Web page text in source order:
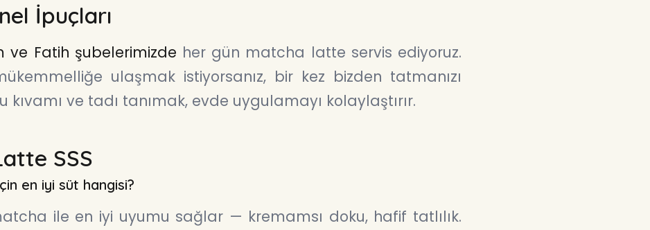
İpuçları
ve Fatih şubelerimizde her gün matcha latte servis ediyoruz.
ulaşmak istiyorsanız, bir kez bizden tatmanızı
kıvamı ve tadı tanımak, evde uygulamayı kolaylaştırır.
SSS
en iyi süt hangisi?
ile en iyi uyumu sağlar — kremamsı doku, hafif tatlılık.